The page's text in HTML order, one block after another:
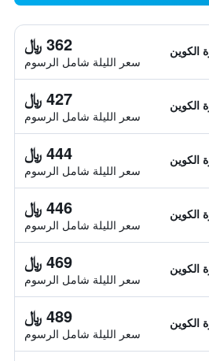
362 ﷼
سعر الليلة شامل الرسوم
427 ﷼
سعر الليلة شامل الرسوم
444 ﷼
سعر الليلة شامل الرسوم
446 ﷼
سعر الليلة شامل الرسوم
469 ﷼
سعر الليلة شامل الرسوم
489 ﷼
سعر الليلة شامل الرسوم